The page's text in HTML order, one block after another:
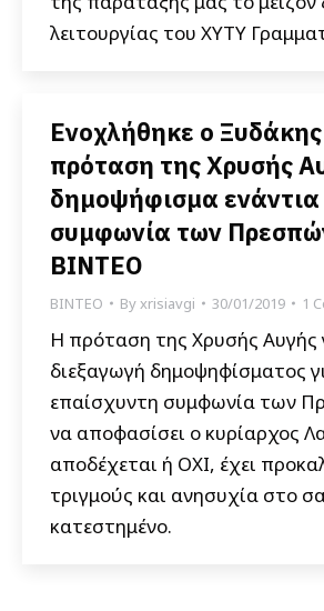
λειτουργίας του ΧΥΤΥ
Ενοχλήθηκε ο
πρόταση της Χρυσής
δημοψήφισμα ενάντια
συμφωνία των
ΒΙΝΤΕΟ
ΒΙΝΤΕΟ Byxrisiavgi 30/01/2019 1
Η πρόταση της Χρυσής Αυγής
διεξαγωγή δημοψηφίσματος
επαίσχυντη συμφωνία των
να αποφασίσει ο κυρίαρχος
αποδέχεται ή ΟΧΙ, έχει
τριγμούς και ανησυχία στο
κατεστημένο.